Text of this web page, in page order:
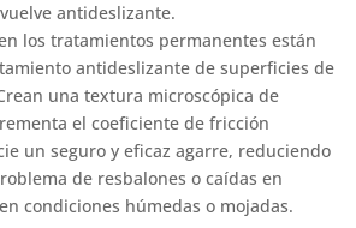
antideslizante.
los tratamientos permanentes están
antideslizante de superficies de
una textura microscópica de
el coeficiente de fricción
un seguro y eficaz agarre, reduciendo
de resbalones o caídas en
condiciones húmedas o mojadas.